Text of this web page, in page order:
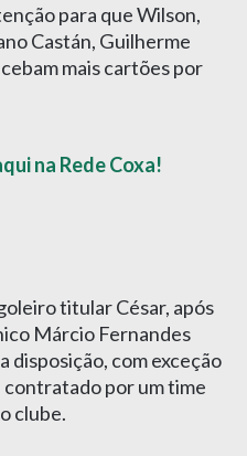
para que Wilson,
Castán, Guilherme
mais cartões por
na Rede Coxa!
titular César, após
Márcio Fernandes
disposição, com exceção
por um time
clube.